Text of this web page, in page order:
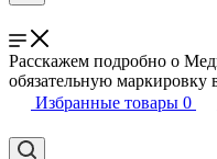
Расскажем подробно о
обязательную маркировку
Избранные товары 0